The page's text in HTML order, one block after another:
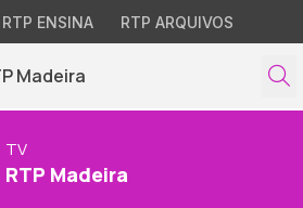
RTP ENSINA RTP ARQUIVOS
Madeira
TV
RTP Madeira